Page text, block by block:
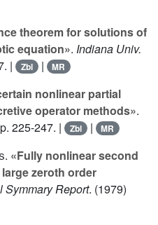
theorem for solutions of
equation». Indiana Univ.
| Zbl | MR
nonlinear partial
operator methods».
225-247. | Zbl | MR
. «Fully nonlinear second
zeroth order
Symmary Report. (1979)